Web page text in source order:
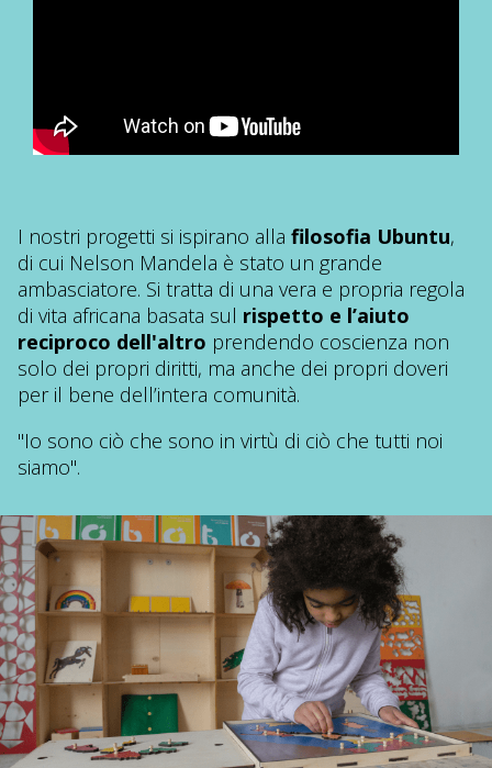
I nostri progetti si ispirano alla filosofia Ubuntu,
di cui Nelson Mandela è stato un grande
ambasciatore. Si tratta di una vera e propria regola
di vita africana basata sul rispetto e l’aiuto
reciproco dell'altro prendendo coscienza non
solo dei propri diritti, ma anche dei propri doveri
per il bene dell’intera comunità.
"Io sono ciò che sono in virtù di ciò che tutti noi
siamo".